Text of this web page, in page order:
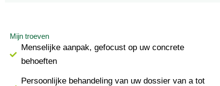
Mijn troeven
Menselijke aanpak, gefocust op uw concrete
behoeften
Persoonlijke behandeling van uw dossier van a tot